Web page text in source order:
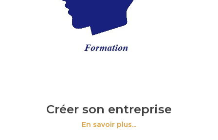
Créer son entreprise
En savoir plus...